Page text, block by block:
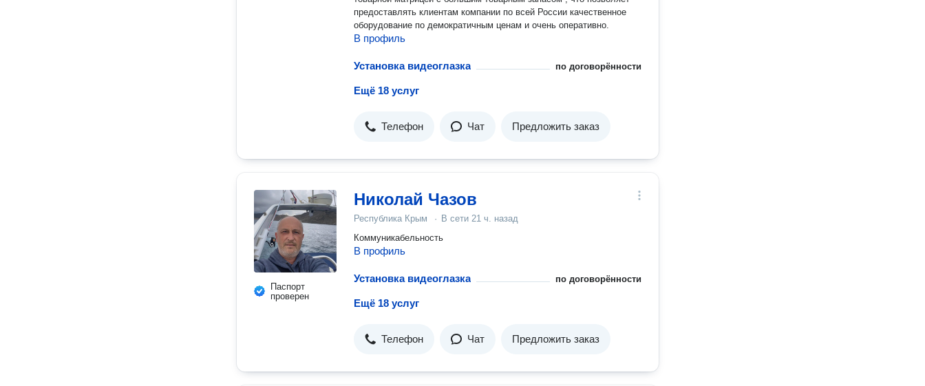
предоставлять клиентам компании по всей России качественное
оборудование по демократичным ценам и очень оперативно.
В профиль
Установка видеоглазка по договорённости
Ещё 18 услуг
Телефон Чат Предложить заказ
Паспорт
проверен
Николай Чазов
Республика Крым · В сети 21 ч. назад
Коммуникабельность
В профиль
Установка видеоглазка по договорённости
Ещё 18 услуг
Телефон Чат Предложить заказ